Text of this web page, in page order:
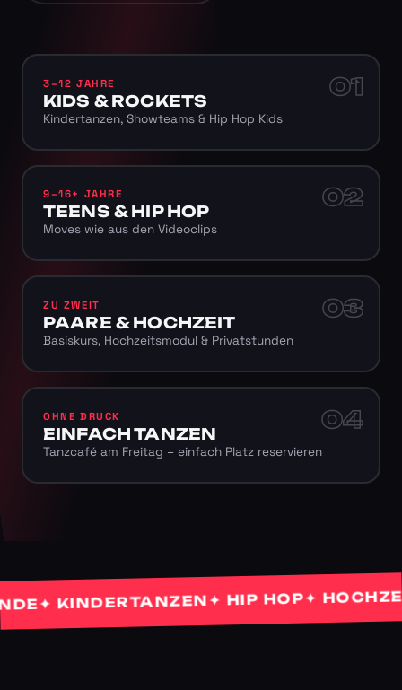
01
3–12 JAHRE
KIDS & ROCKETS
Kindertanzen, Showteams & Hip Hop Kids
02
9–16+ JAHRE
TEENS & HIP HOP
Moves wie aus den Videoclips
03
ZU ZWEIT
PAARE & HOCHZEIT
Basiskurs, Hochzeitsmodul & Privatstunden
04
OHNE DRUCK
EINFACH TANZEN
Tanzcafé am Freitag – einfach Platz reservieren
✦ KINDERTANZEN✦ HIP HOP✦